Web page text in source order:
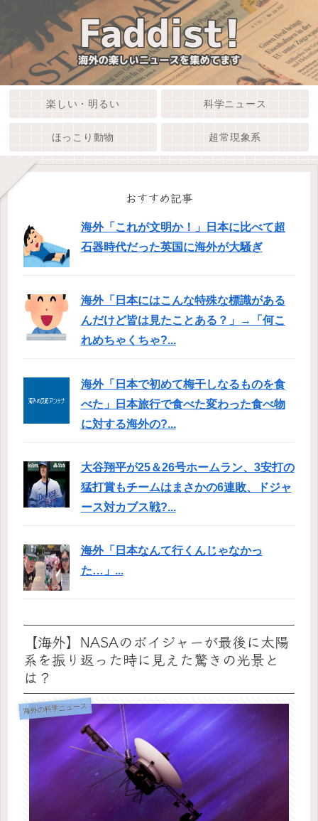
楽しい・明るい 科学ニュース
ほっこり動物 超常現象系
おすすめ記事
海外「これが文明か！」日本に比べて超
石器時代だった英国に海外が大騒ぎ
海外「日本にはこんな特殊な標識がある
んだけど皆は見たことある？」→「何こ
れめちゃくちゃ?...
海外「日本で初めて梅干しなるものを食
べた」日本旅行で食べた変わった食べ物
に対する海外の?...
大谷翔平が25＆26号ホームラン、3安打の
猛打賞もチームはまさかの6連敗、ドジャ
ース対カブス戦?...
海外「日本なんて行くんじゃなかっ
た…」...
【海外】NASAのボイジャーが最後に太陽
系を振り返った時に見えた驚きの光景と
は？
海外の科学ニュース